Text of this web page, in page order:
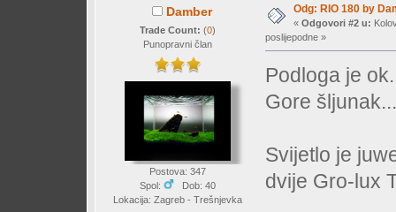
Damber
Trade Count: (0)
Punopravni član
Postova: 347
Spol:
Dob: 40
Lokacija: Zagreb - Trešnjevka
Odg: RIO 180 by
« Odgovori #2 u:
poslijepodne »
Podloga je
Gore šljunak...
Svijetlo je
dvije Gro-lux